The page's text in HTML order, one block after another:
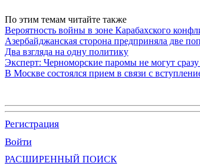
По этим темам читайте также
Вероятность войны в зоне Карабахского
Азербайджанская сторона предприняла две
Два взгляда на одну политику
Эксперт: Черноморские паромы не могут
В Москве состоялся прием в связи с
Регистрация
Войти
РАСШИРЕННЫЙ ПОИСК